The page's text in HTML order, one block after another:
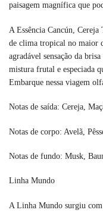
paisagem magnífica que
A Essência Cancún,
de clima tropical no maior
agradável sensação da
mistura frutal e especiada
Embarque nessa viagem
Notas de saída: Cereja,
Notas de corpo: Avelã,
Notas de fundo: Musk,
Linha Mundo
A Linha Mundo surgiu com